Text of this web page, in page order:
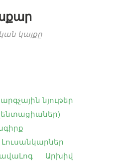
կայքը
նյութեր
Լուսանկարներ
Արխիվ